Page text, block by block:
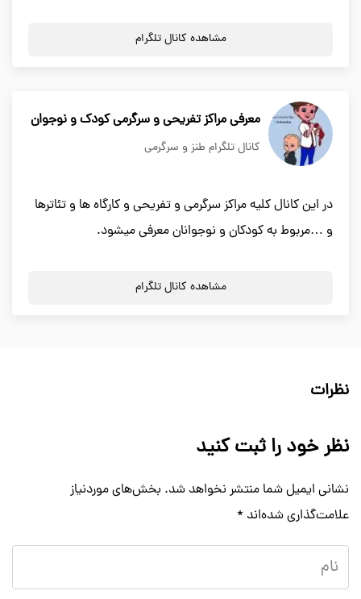
مشاهده کانال تلگرام
معرفی مراکز تفریحی و سرگرمی کودک و نوجوان
کانال تلگرام طنز و سرگرمی
در این کانال کلیه مراکز سرگرمی و تفریحی و کارگاه ها و تئاترها
و …مربوط به کودکان و نوجوانان معرفی میشود.
مشاهده کانال تلگرام
نظرات
نظر خود را ثبت کنید
نشانی ایمیل شما منتشر نخواهد شد. بخش‌های موردنیاز
علامت‌گذاری شده‌اند *